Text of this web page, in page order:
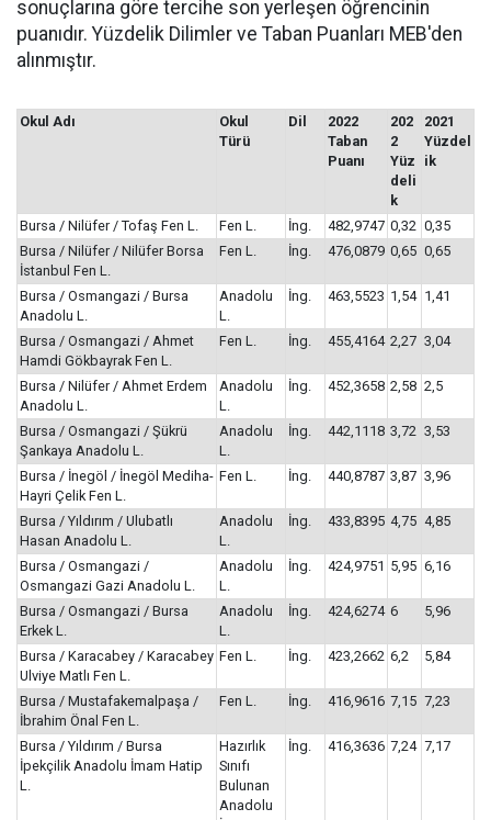
sonuçlarına göre tercihe son yerleşen öğrencinin
puanıdır. Yüzdelik Dilimler ve Taban Puanları MEB'den
alınmıştır.
Okul Adı
Okul
Türü
Dil
2022
Taban
Puanı
202
2
Yüz
deli
k
2021
Yüzdel
ik
Bursa / Nilüfer / Tofaş Fen L. Fen L. İng. 482,9747 0,32 0,35
Bursa / Nilüfer / Nilüfer Borsa
İstanbul Fen L.
Fen L. İng. 476,0879 0,65 0,65
Bursa / Osmangazi / Bursa
Anadolu L.
Anadolu
L.
İng. 463,5523 1,54 1,41
Bursa / Osmangazi / Ahmet
Hamdi Gökbayrak Fen L.
Fen L. İng. 455,4164 2,27 3,04
Bursa / Nilüfer / Ahmet Erdem
Anadolu L.
Anadolu
L.
İng. 452,3658 2,58 2,5
Bursa / Osmangazi / Şükrü
Şankaya Anadolu L.
Anadolu
L.
İng. 442,1118 3,72 3,53
Bursa / İnegöl / İnegöl Mediha-
Hayri Çelik Fen L.
Fen L. İng. 440,8787 3,87 3,96
Bursa / Yıldırım / Ulubatlı
Hasan Anadolu L.
Anadolu
L.
İng. 433,8395 4,75 4,85
Bursa / Osmangazi /
Osmangazi Gazi Anadolu L.
Anadolu
L.
İng. 424,9751 5,95 6,16
Bursa / Osmangazi / Bursa
Erkek L.
Anadolu
L.
İng. 424,6274 6 5,96
Bursa / Karacabey / Karacabey
Ulviye Matlı Fen L.
Fen L. İng. 423,2662 6,2 5,84
Bursa / Mustafakemalpaşa /
İbrahim Önal Fen L.
Fen L. İng. 416,9616 7,15 7,23
Bursa / Yıldırım / Bursa
İpekçilik Anadolu İmam Hatip
L.
Hazırlık
Sınıfı
Bulunan
Anadolu
İng. 416,3636 7,24 7,17